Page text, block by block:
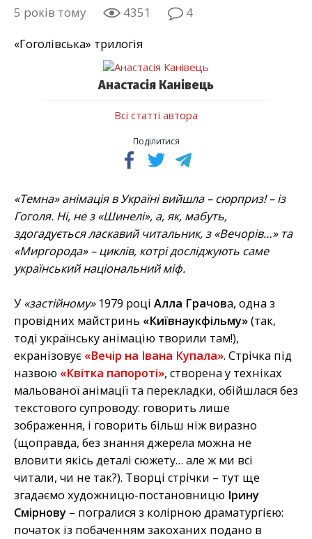
5 років тому 4351 4
«Гоголівська» трилогія
Анастасія Канівець
Всі статті автора
Поділитися
«Темна» анімація в Україні вийшла – сюрприз! – із
Гоголя. Ні, не з «Шинелі», а, як, мабуть,
здогадується ласкавий читальник, з «Вечорів…» та
«Миргорода» – циклів, котрі досліджують саме
український національний міф.
У«застійному»1979 році Алла Грачова, одна з
провідних майстринь «Київнаукфільму»(так,
тоді українську анімацію творили там!),
екранізовує «Вечір на Івана Купала». Стрічка під
назвою «Квітка папороті», створена у техніках
мальованої анімації та перекладки, обійшлася без
текстового супроводу: говорить лише
зображення, і говорить більш ніж виразно
(щоправда, без знання джерела можна не
вловити якісь деталі сюжету… але ж ми всі
читали, чи не так?). Творці стрічки – тут ще
згадаємо художницю-постановницю Ірину
Смірнову – погралися з колірною драматургією:
початок із побаченням закоханих подано в